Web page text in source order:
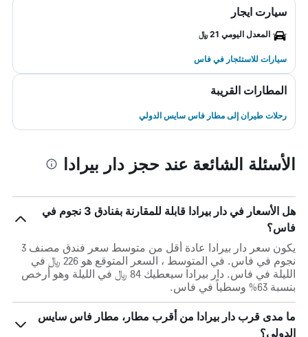
سيارت ايجار
المعدل اليومي 21 ﷼
سيارات للاستئجار في فاس
المطارات القريبة
رحلات طيران إلى مطار فاس سايس الدولي
الأسئلة الشائعة عند حجز دار بيرادا
هل الأسعار في دار بيرادا قابلة للمقارنة بفنادق 3 نجوم في
فاس؟
يكون سعر دار بيرادا عادة أقل من متوسط ​​سعر فندق مصنف 3
نجوم في فاس. في المتوسط ، السعر المتوقع هو 226 ﷼ في
الليلة في فاس. دار بيرادا سيعطيك 84 ﷼ في الليلة وهو أرخص
بنسبة 63% وسطياً في فاس.
ما مدى قرب دار بيرادا من أقرب مطار، مطار فاس سايس
الدولي؟